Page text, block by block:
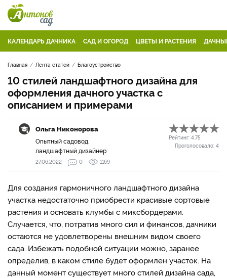
КАЛЕНДАРЬ ДАЧНИКА САД И ОГОРОД ЦВЕТЫ И РАСТЕНИЯ
Главная Лента статей Благоустройство
10 стилей ландшафтного дизайна для
оформления дачного участка с
описанием и примерами
Ольга Никонорова
Опытный садовод,
ландшафтный дизайнер
Рейтинг: 4.75
Проголосовало: 4
27.06.2022 0 1169
Для создания гармоничного ландшафтного дизайна
участка недостаточно приобрести красивые сортовые
растения и основать клумбы с миксбордерами.
Случается, что, потратив много сил и финансов, дачники
остаются не удовлетворены внешним видом своего
сада. Избежать подобной ситуации можно, заранее
определив, в каком стиле будет оформлен участок. На
данный момент существует много стилей дизайна сада,